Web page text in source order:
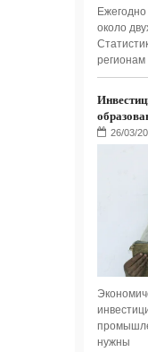
около
регионам
нужны